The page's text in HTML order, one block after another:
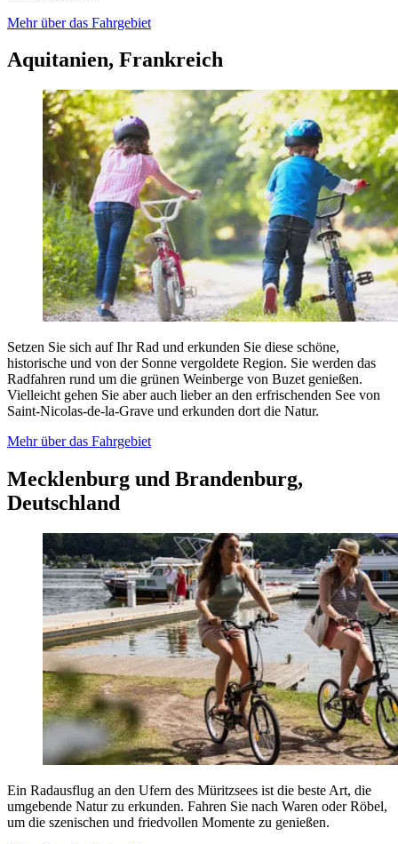
Mehr über das Fahrgebiet
Aquitanien, Frankreich
Setzen Sie sich auf Ihr Rad und erkunden Sie diese schöne,
historische und von der Sonne vergoldete Region. Sie werden das
Radfahren rund um die grünen Weinberge von Buzet genießen.
Vielleicht gehen Sie aber auch lieber an den erfrischenden See von
Saint-Nicolas-de-la-Grave und erkunden dort die Natur.
Mehr über das Fahrgebiet
Mecklenburg und Brandenburg,
Deutschland
Ein Radausflug an den Ufern des Müritzsees ist die beste Art, die
umgebende Natur zu erkunden. Fahren Sie nach Waren oder Röbel,
um die szenischen und friedvollen Momente zu genießen.